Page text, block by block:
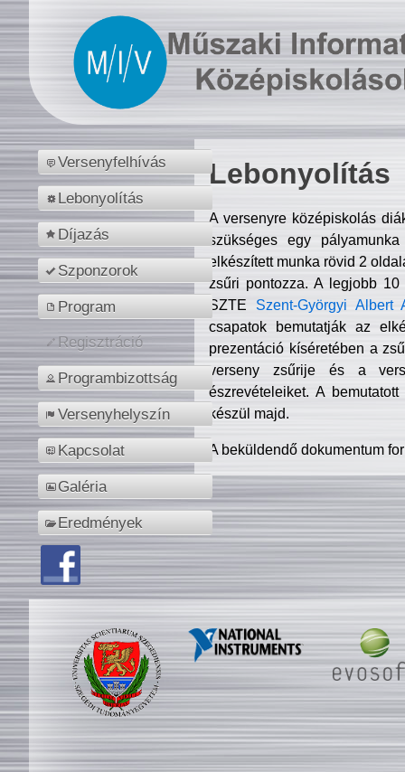
Versenyfelhívás
Lebonyolítás
Díjazás
Szponzorok
Program
Regisztráció
Programbizottság
Versenyhelyszín
Kapcsolat
Galéria
Eredmények
Lebonyolítás
A versenyre középiskolás
szükséges egy
elkészített munka rövid 2
zsűri pontozza. A legjobb
SZTE Szent-Györgyi Albert
csapatok bemutatják az
prezentáció kíséretében a
verseny zsűrije és a
észrevételeiket. A
készül majd.
A beküldendő dokumentum